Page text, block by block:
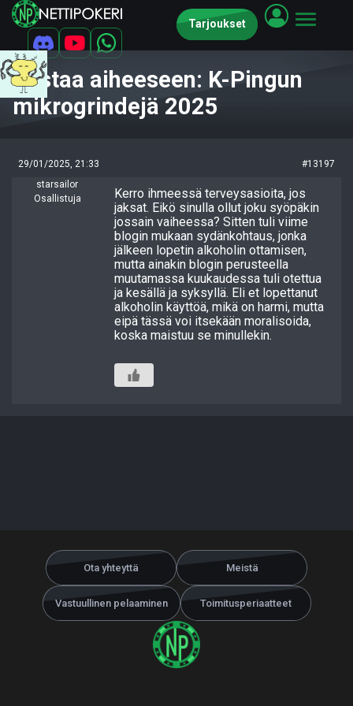
Tarjoukset
Vastaa aiheeseen: K-Pingun
mikrogrindejä 2025
29/01/2025, 21:33
#13197
starsailor
Osallistuja
Kerro ihmeessä terveysasioita, jos
jaksat. Eikö sinulla ollut joku syöpäkin
jossain vaiheessa? Sitten tuli viime
blogin mukaan sydänkohtaus, jonka
jälkeen lopetin alkoholin ottamisen,
mutta ainakin blogin perusteella
muutamassa kuukaudessa tuli otettua
ja kesällä ja syksyllä. Eli et lopettanut
alkoholin käyttöä, mikä on harmi, mutta
eipä tässä voi itsekään moralisoida,
koska maistuu se minullekin.
Ota yhteyttä Meistä
Vastuullinen pelaaminen Toimitusperiaatteet